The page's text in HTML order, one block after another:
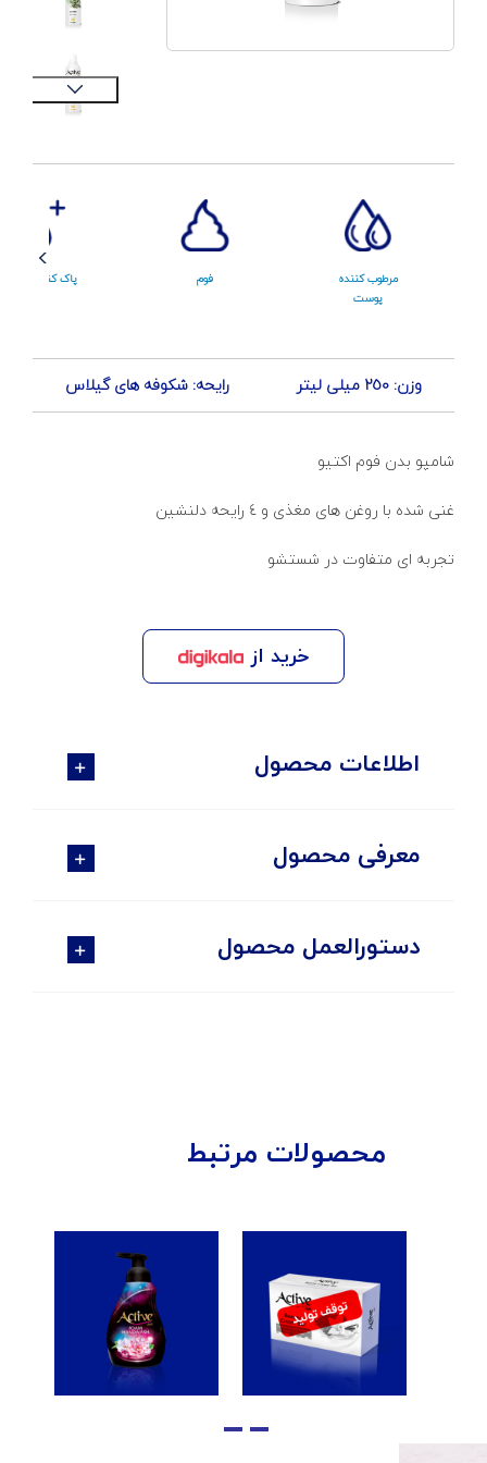
مرطوب کننده
پوست
فوم پاک کنندگی بالا
وزن: 250 میلی لیتر رایحه: شکوفه های گیلاس
شامپو بدن فوم اکتیو
غنی شده با روغن های مغذی و 4 رایحه دلنشین
تجربه ای متفاوت در شستشو
خرید از
اطلاعات محصول
معرفی محصول
دستورالعمل محصول
محصولات مرتبط